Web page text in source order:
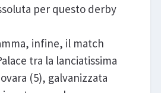
per questo derby
infine, il match
tra la lanciatissima
(5), galvanizzata